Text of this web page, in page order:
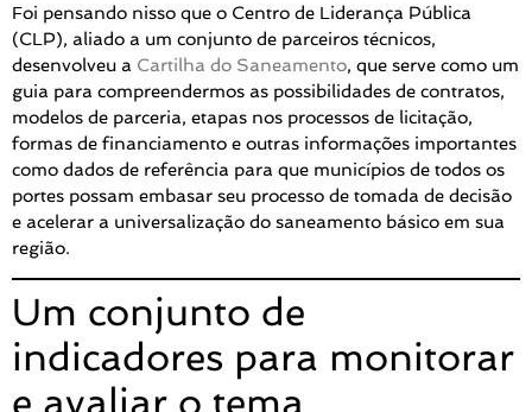
Foi pensando nisso que o Centro de Liderança Pública
(CLP), aliado a um conjunto de parceiros técnicos,
desenvolveu a Cartilha do Saneamento, que serve como um
guia para compreendermos as possibilidades de contratos,
modelos de parceria, etapas nos processos de licitação,
formas de financiamento e outras informações importantes
como dados de referência para que municípios de todos os
portes possam embasar seu processo de tomada de decisão
e acelerar a universalização do saneamento básico em sua
região.
Um conjunto de
indicadores para monitorar
e avaliar o tema